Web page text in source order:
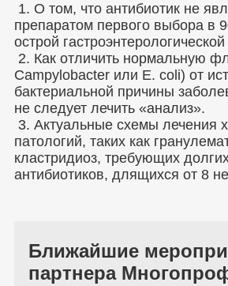
1. О том, что антибиотик не
препаратом первого выбора в
острой
2. Как отличить нормальную
Campylobacter или E. coli) от
бактериальной причины
не следует лечить «анализ».
3. Актуальные схемы лечения
патологий, таких как
кластридиоз, требующих
антибиотиков, длящихся от 8
Ближайшие
партнера